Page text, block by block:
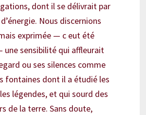
dont il se délivrait par
Nous discernions
exprimée — c eut été
une sensibilité qui affleurait
ou ses silences comme
fontaines dont il a étudié les
légendes, et qui sourd des
de la terre. Sans doute,